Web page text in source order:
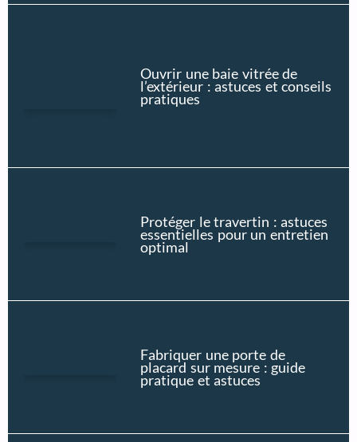
Ouvrir une baie vitrée de
l’extérieur : astuces et conseils
pratiques
Protéger le travertin : astuces
essentielles pour un entretien
optimal
Fabriquer une porte de
placard sur mesure : guide
pratique et astuces